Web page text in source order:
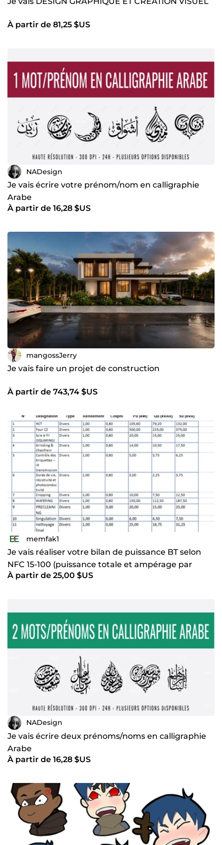
À partir de 81,25 $US
NADesign
Je vais écrire votre prénom/nom en calligraphie
Arabe
À partir de 16,28 $US
mangossJerry
Je vais faire un projet de construction
À partir de 743,74 $US
memfak1
Je vais réaliser votre bilan de puissance BT selon
NFC 15-100 (puissance totale et ampérage par
circuit)
À partir de 25,00 $US
NADesign
Je vais écrire deux prénoms/noms en calligraphie
Arabe
À partir de 16,28 $US